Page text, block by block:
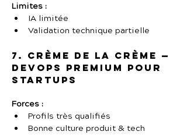
Limites :
IA limitée
Validation technique partielle
7. Crème de la Crème —
DevOps premium pour
startups
Forces :
Profils très qualifiés
Bonne culture produit & tech